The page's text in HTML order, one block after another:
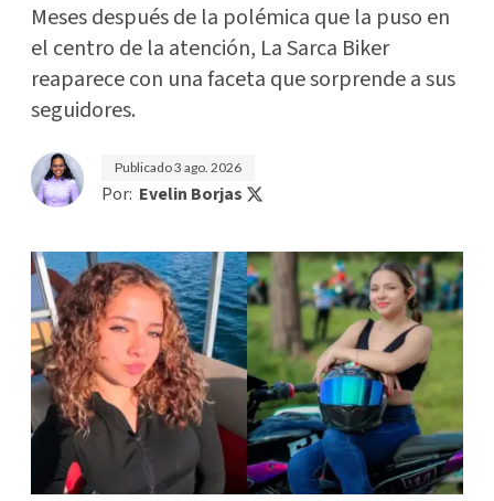
Meses después de la polémica que la puso en
el centro de la atención, La Sarca Biker
reaparece con una faceta que sorprende a sus
seguidores.
Publicado3 ago. 2026
Por: Evelin Borjas